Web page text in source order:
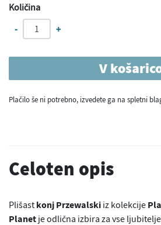
Količina
-
+
V
Plačilo še ni potrebno, izvedete ga na spletni
Celoten opis
Plišast konj Przewalski iz kolekcije
Planet je odlična izbira za vse